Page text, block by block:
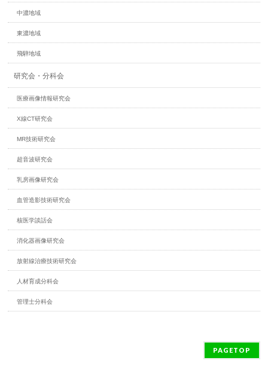
中濃地域
東濃地域
飛騨地域
研究会・分科会
医療画像情報研究会
X線CT研究会
MR技術研究会
超音波研究会
乳房画像研究会
血管造影技術研究会
核医学談話会
消化器画像研究会
放射線治療技術研究会
人材育成分科会
管理士分科会
PAGETOP